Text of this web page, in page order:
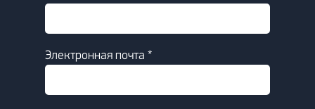
Электронная почта *